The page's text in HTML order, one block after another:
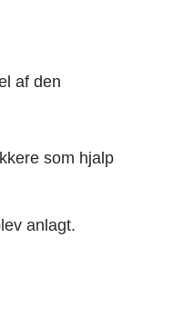
af den
som hjalp
anlagt.